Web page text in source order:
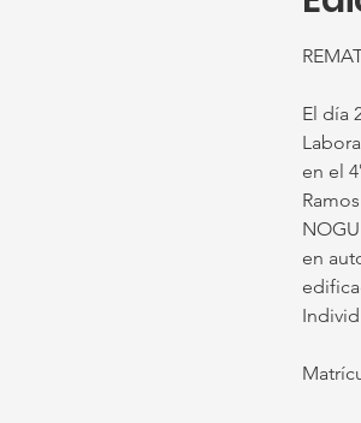
El día
en el
en